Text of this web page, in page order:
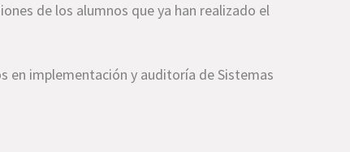
de los alumnos que ya han realizado el
en implementación y auditoría de Sistemas